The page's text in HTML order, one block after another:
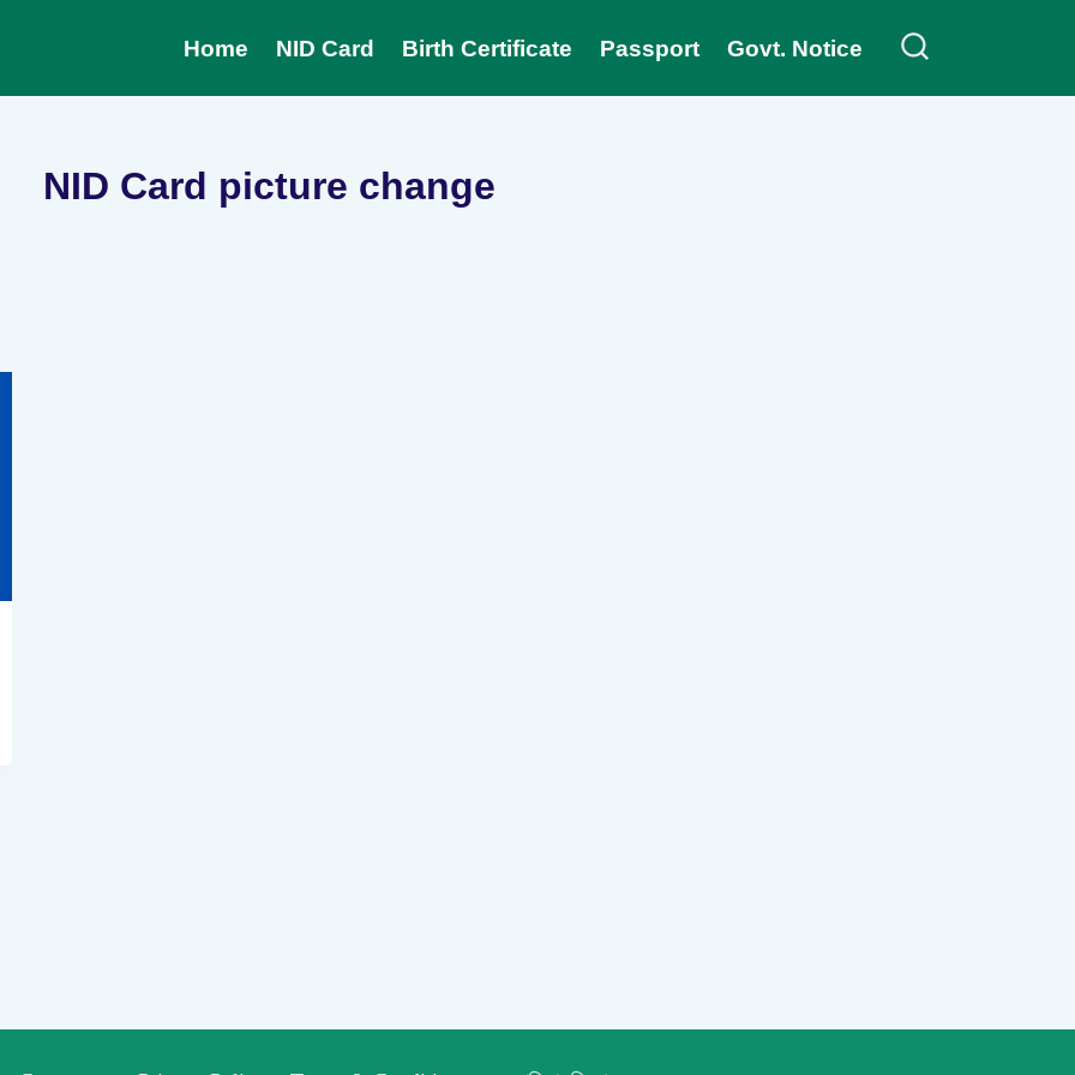
Home NID Card Birth Certificate Passport Govt. Notice
NID Card picture change